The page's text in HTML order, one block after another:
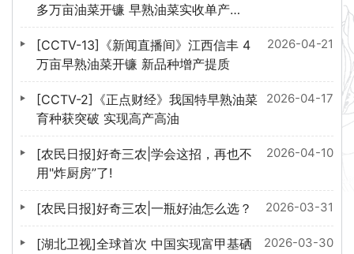
多万亩油菜开镰 早熟油菜实收单产
178.3公斤
2026-04-21
[CCTV-13]《新闻直播间》江西信丰 4
万亩早熟油菜开镰 新品种增产提质
2026-04-17
[CCTV-2]《正点财经》我国特早熟油菜
育种获突破 实现高产高油
2026-04-10
[农民日报]好奇三农|学会这招，再也不
用"炸厨房”了!
2026-03-31
[农民日报]好奇三农|一瓶好油怎么选？
2026-03-30
[湖北卫视]全球首次 中国实现富甲基硒